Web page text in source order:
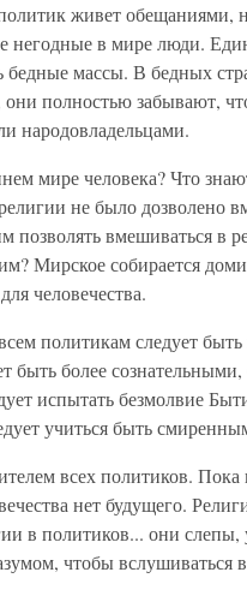
живет обещаниями,
в мире люди.
бедные массы. В бедных
полностью забывают,
народовладельцами.
мире человека? Что
не было дозволено
позволять вмешиваться в
Мирское собирается
человечества.
политикам следует
быть более
испытать безмолвие
учиться быть
всех политиков. Пока
нет будущего.
в политиков... они
чтобы вслушиваться